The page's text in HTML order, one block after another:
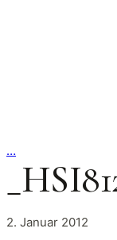
…
2. Januar 2012